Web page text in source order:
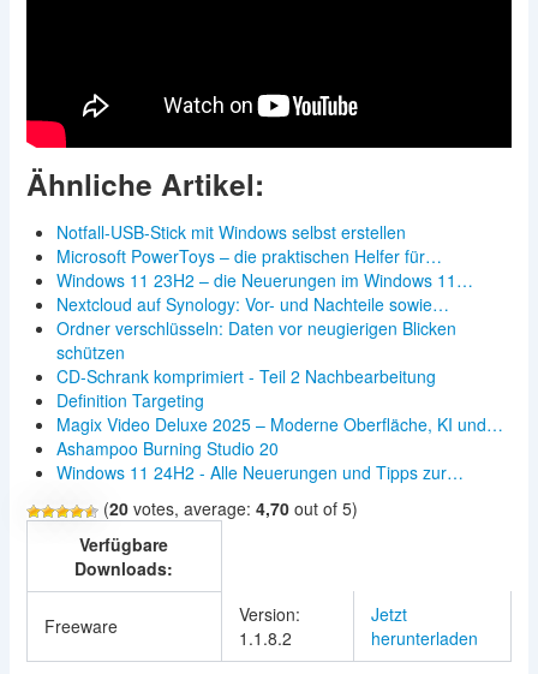
Ähnliche Artikel:
Notfall-USB-Stick mit Windows selbst erstellen
Microsoft PowerToys – die praktischen Helfer für…
Windows 11 23H2 – die Neuerungen im Windows 11…
Nextcloud auf Synology: Vor- und Nachteile sowie…
Ordner verschlüsseln: Daten vor neugierigen Blicken
schützen
CD-Schrank komprimiert - Teil 2 Nachbearbeitung
Definition Targeting
Magix Video Deluxe 2025 – Moderne Oberfläche, KI und…
Ashampoo Burning Studio 20
Windows 11 24H2 - Alle Neuerungen und Tipps zur…
(20votes, average: 4,70out of 5)
Verfügbare
Downloads:
Freeware
Version:
1.1.8.2
Jetzt
herunterladen